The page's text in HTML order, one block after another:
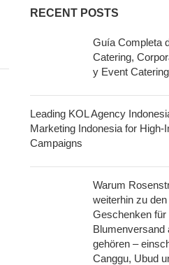
RECENT POSTS
Guía Completa
Catering,
y Event
Leading KOL Agency
Marketing Indonesia for High-
Campaigns
Warum
weiterhin zu
Geschenken für
Blumenversand
gehören –
Canggu, Ubud